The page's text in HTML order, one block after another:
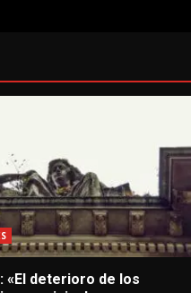
«El deterioro de los